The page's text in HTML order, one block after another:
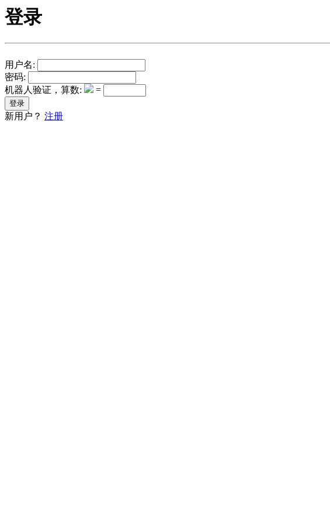
登录
用户名:
密码:
机器人验证，算数:
=
新用户？ 注册